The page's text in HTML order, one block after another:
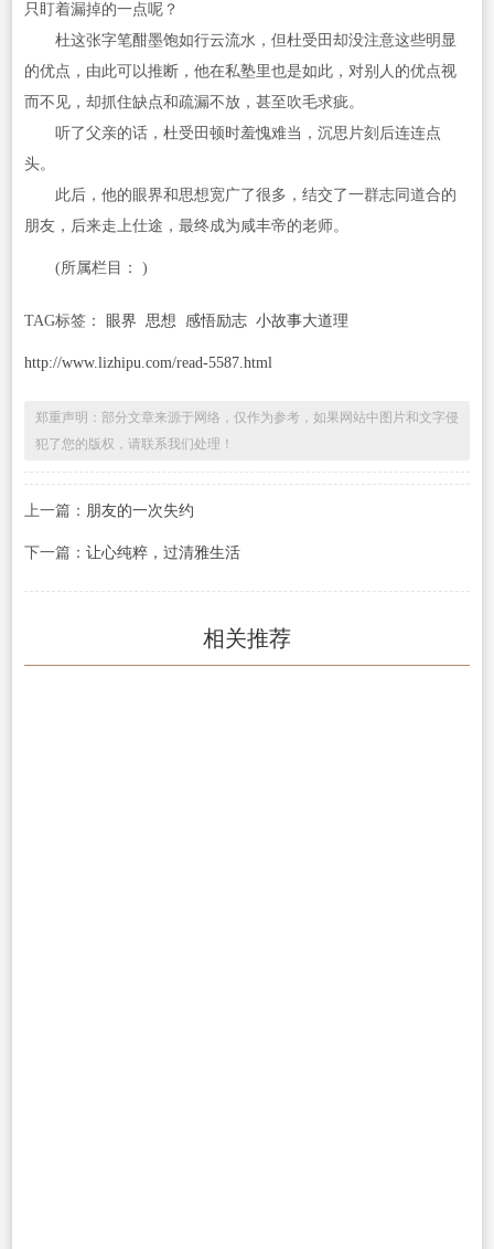
只盯着漏掉的一点呢？
杜这张字笔酣墨饱如行云流水，但杜受田却没注意这些明显
的优点，由此可以推断，他在私塾里也是如此，对别人的优点视
而不见，却抓住缺点和疏漏不放，甚至吹毛求疵。
听了父亲的话，杜受田顿时羞愧难当，沉思片刻后连连点
头。
此后，他的眼界和思想宽广了很多，结交了一群志同道合的
朋友，后来走上仕途，最终成为咸丰帝的老师。
(所属栏目： )
TAG标签： 眼界 思想 感悟励志 小故事大道理
http://www.lizhipu.com/read-5587.html
郑重声明：部分文章来源于网络，仅作为参考，如果网站中图片和文字侵
犯了您的版权，请联系我们处理！
上一篇： 朋友的一次失约
下一篇： 让心纯粹，过清雅生活
相关推荐